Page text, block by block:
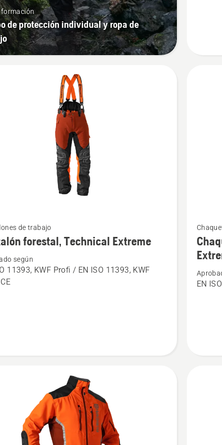
de protección individual y ropa de
de trabajo
forestal, Technical Extreme
según
11393, KWF Profi / EN ISO 11393, KWF
más
detalles
sobre
EN